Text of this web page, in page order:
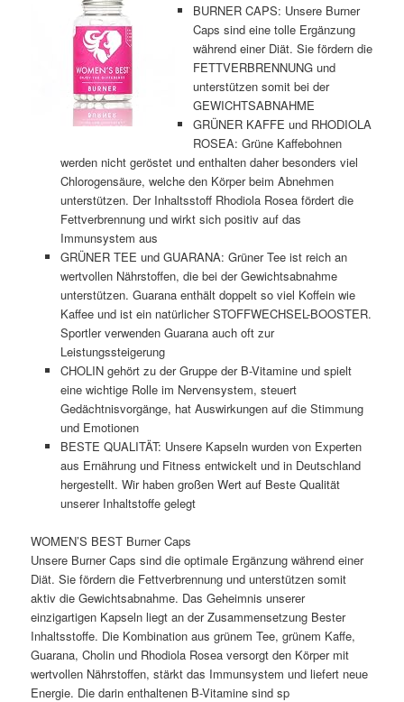
BURNER CAPS: Unsere Burner
Caps sind eine tolle Ergänzung
während einer Diät. Sie fördern die
FETTVERBRENNUNG und
unterstützen somit bei der
GEWICHTSABNAHME
GRÜNER KAFFE und RHODIOLA
ROSEA: Grüne Kaffebohnen
werden nicht geröstet und enthalten daher besonders viel
Chlorogensäure, welche den Körper beim Abnehmen
unterstützen. Der Inhaltsstoff Rhodiola Rosea fördert die
Fettverbrennung und wirkt sich positiv auf das
Immunsystem aus
GRÜNER TEE und GUARANA: Grüner Tee ist reich an
wertvollen Nährstoffen, die bei der Gewichtsabnahme
unterstützen. Guarana enthält doppelt so viel Koffein wie
Kaffee und ist ein natürlicher STOFFWECHSEL-BOOSTER.
Sportler verwenden Guarana auch oft zur
Leistungssteigerung
CHOLIN gehört zu der Gruppe der B-Vitamine und spielt
eine wichtige Rolle im Nervensystem, steuert
Gedächtnisvorgänge, hat Auswirkungen auf die Stimmung
und Emotionen
BESTE QUALITÄT: Unsere Kapseln wurden von Experten
aus Ernährung und Fitness entwickelt und in Deutschland
hergestellt. Wir haben großen Wert auf Beste Qualität
unserer Inhaltstoffe gelegt
WOMEN’S BEST Burner Caps
Unsere Burner Caps sind die optimale Ergänzung während einer
Diät. Sie fördern die Fettverbrennung und unterstützen somit
aktiv die Gewichtsabnahme. Das Geheimnis unserer
einzigartigen Kapseln liegt an der Zusammensetzung Bester
Inhaltsstoffe. Die Kombination aus grünem Tee, grünem Kaffe,
Guarana, Cholin und Rhodiola Rosea versorgt den Körper mit
wertvollen Nährstoffen, stärkt das Immunsystem und liefert neue
Energie. Die darin enthaltenen B-Vitamine sind sp